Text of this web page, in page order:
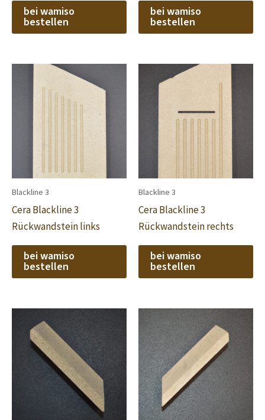
bei wamiso
bestellen
bei wamiso
bestellen
Blackline 3
Cera Blackline 3
Rückwandstein links
bei wamiso
bestellen
Blackline 3
Cera Blackline 3
Rückwandstein rechts
bei wamiso
bestellen